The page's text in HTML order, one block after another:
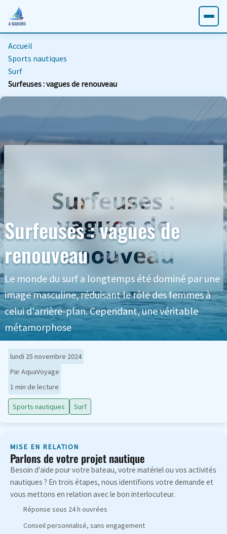
Accueil
Sports nautiques
Surf
Surfeuses : vagues de renouveau
Surfeuses : vagues de
renouveau
Le monde du surf a longtemps été dominé par une
image masculine, réduisant le rôle des femmes à
celui d'arrière-plan. Cependant, une véritable
métamorphose
lundi 25 novembre 2024
Par AquaVoyage
1 min de lecture
Sports nautiques Surf
MISE EN RELATION
Parlons de votre projet nautique
Besoin d'aide pour votre bateau, votre matériel ou vos activités
nautiques ? En trois étapes, nous identifions votre demande et
vous mettons en relation avec le bon interlocuteur.
Réponse sous 24 h ouvrées
Conseil personnalisé, sans engagement